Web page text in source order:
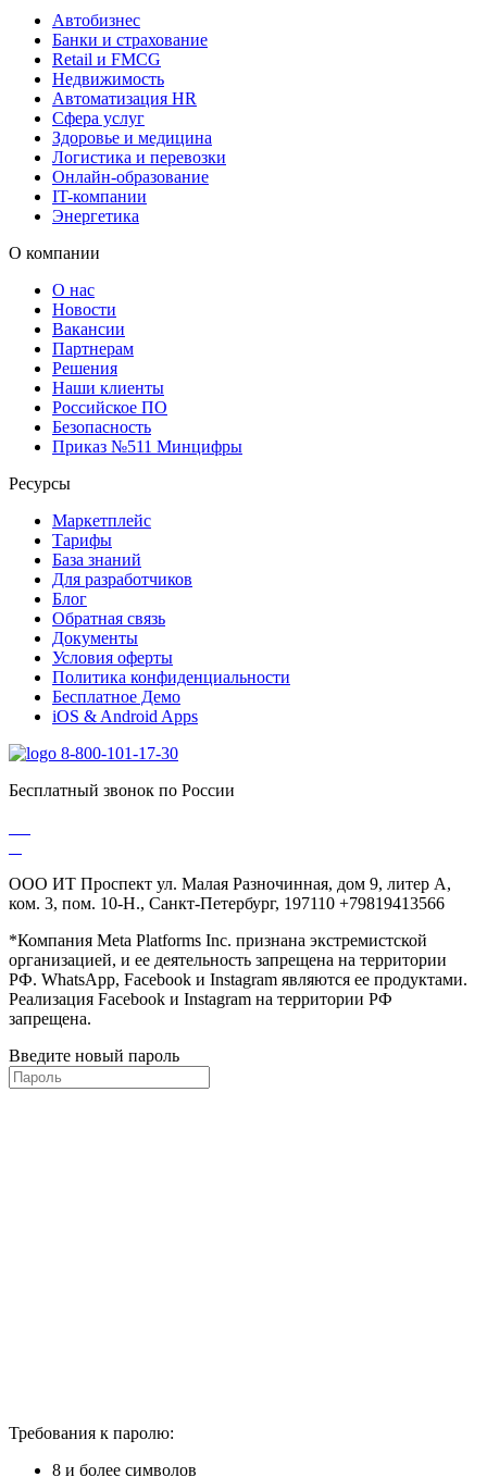
Автобизнес
Банки и страхование
Retail и FMCG
Недвижимость
Автоматизация HR
Сфера услуг
Здоровье и медицина
Логистика и перевозки
Онлайн-образование
IT-компании
Энергетика
О компании
О нас
Новости
Вакансии
Партнерам
Решения
Наши клиенты
Российское ПО
Безопасность
Приказ №511 Минцифры
Ресурсы
Маркетплейс
Тарифы
База знаний
Для разработчиков
Блог
Обратная связь
Документы
Условия оферты
Политика конфиденциальности
Бесплатное Демо
iOS & Android Apps
8-800-101-17-30
Бесплатный звонок по России
ООО ИТ Проспект ул. Малая Разночинная, дом 9, литер А,
ком. 3, пом. 10-Н., Санкт-Петербург, 197110 +79819413566
*Компания Meta Platforms Inc. признана экстремистской
организацией, и ее деятельность запрещена на территории
РФ. WhatsApp, Facebook и Instagram являются ее продуктами.
Реализация Facebook и Instagram на территории РФ
запрещена.
Введите новый пароль
Требования к паролю:
8 и более символов